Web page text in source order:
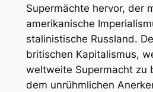
Supermächte hervor, der
amerikanische
stalinistische Russland.
britischen Kapitalismus,
weltweite Supermacht zu
dem unrühmlichen